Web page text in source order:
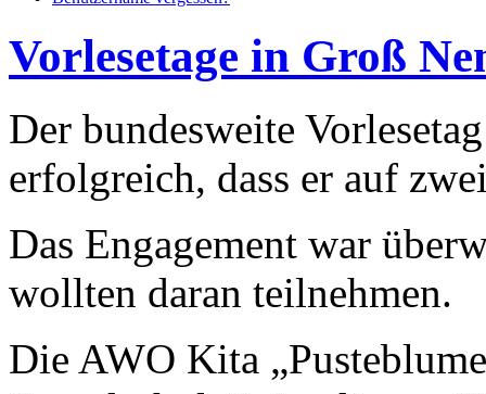
Vorlesetage in Groß
Der bundesweite
erfolgreich, dass er auf
Das Engagement war
wollten daran teilnehmen.
Die AWO Kita